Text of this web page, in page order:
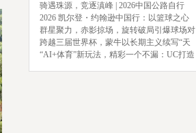
骑遇珠源，竞逐滇峰 | 2026中国公路自行
2026 凯尔登・约翰逊中国行：以篮球之心
群星聚力，赤影掠场，旋转破局引爆球场对
跨越三届世界杯，蒙牛以长期主义续写“天
“AI+体育”新玩法，精彩一个不漏：UC打造